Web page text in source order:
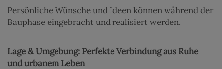
Persönliche Wünsche und Ideen können während der
Bauphase eingebracht und realisiert werden.
Lage & Umgebung: Perfekte Verbindung aus Ruhe
und urbanem Leben